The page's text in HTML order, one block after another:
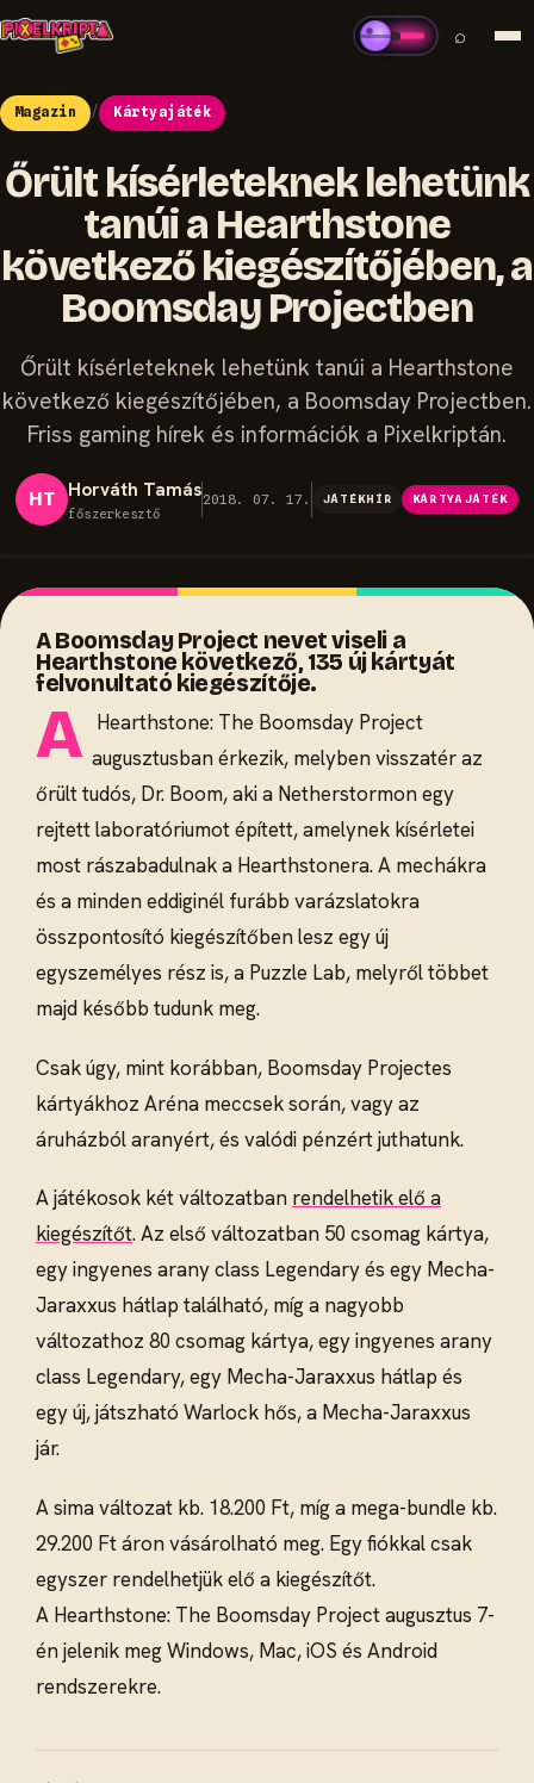
⌕
Magazin / Kártyajáték
Őrült kísérleteknek lehetünk
tanúi a Hearthstone
következő kiegészítőjében, a
Boomsday Projectben
Őrült kísérleteknek lehetünk tanúi a Hearthstone
következő kiegészítőjében, a Boomsday Projectben.
Friss gaming hírek és információk a Pixelkriptán.
HT Horváth Tamás
főszerkesztő
2018. 07. 17. JÁTÉKHÍR KÁRTYAJÁTÉK
A Boomsday Project nevet viseli a
Hearthstone következő, 135 új kártyát
felvonultató kiegészítője.
A Hearthstone: The Boomsday Project
augusztusban érkezik, melyben visszatér az
őrült tudós, Dr. Boom, aki a Netherstormon egy
rejtett laboratóriumot épített, amelynek kísérletei
most rászabadulnak a Hearthstonera. A mechákra
és a minden eddiginél furább varázslatokra
összpontosító kiegészítőben lesz egy új
egyszemélyes rész is, a Puzzle Lab, melyről többet
majd később tudunk meg.
Csak úgy, mint korábban, Boomsday Projectes
kártyákhoz Aréna meccsek során, vagy az
áruházból aranyért, és valódi pénzért juthatunk.
A játékosok két változatban rendelhetik elő a
kiegészítőt. Az első változatban 50 csomag kártya,
egy ingyenes arany class Legendary és egy Mecha-
Jaraxxus hátlap található, míg a nagyobb
változathoz 80 csomag kártya, egy ingyenes arany
class Legendary, egy Mecha-Jaraxxus hátlap és
egy új, játszható Warlock hős, a Mecha-Jaraxxus
jár.
A sima változat kb. 18.200 Ft, míg a mega-bundle kb.
29.200 Ft áron vásárolható meg. Egy fiókkal csak
egyszer rendelhetjük elő a kiegészítőt.
A Hearthstone: The Boomsday Project augusztus 7-
én jelenik meg Windows, Mac, iOS és Android
rendszerekre.